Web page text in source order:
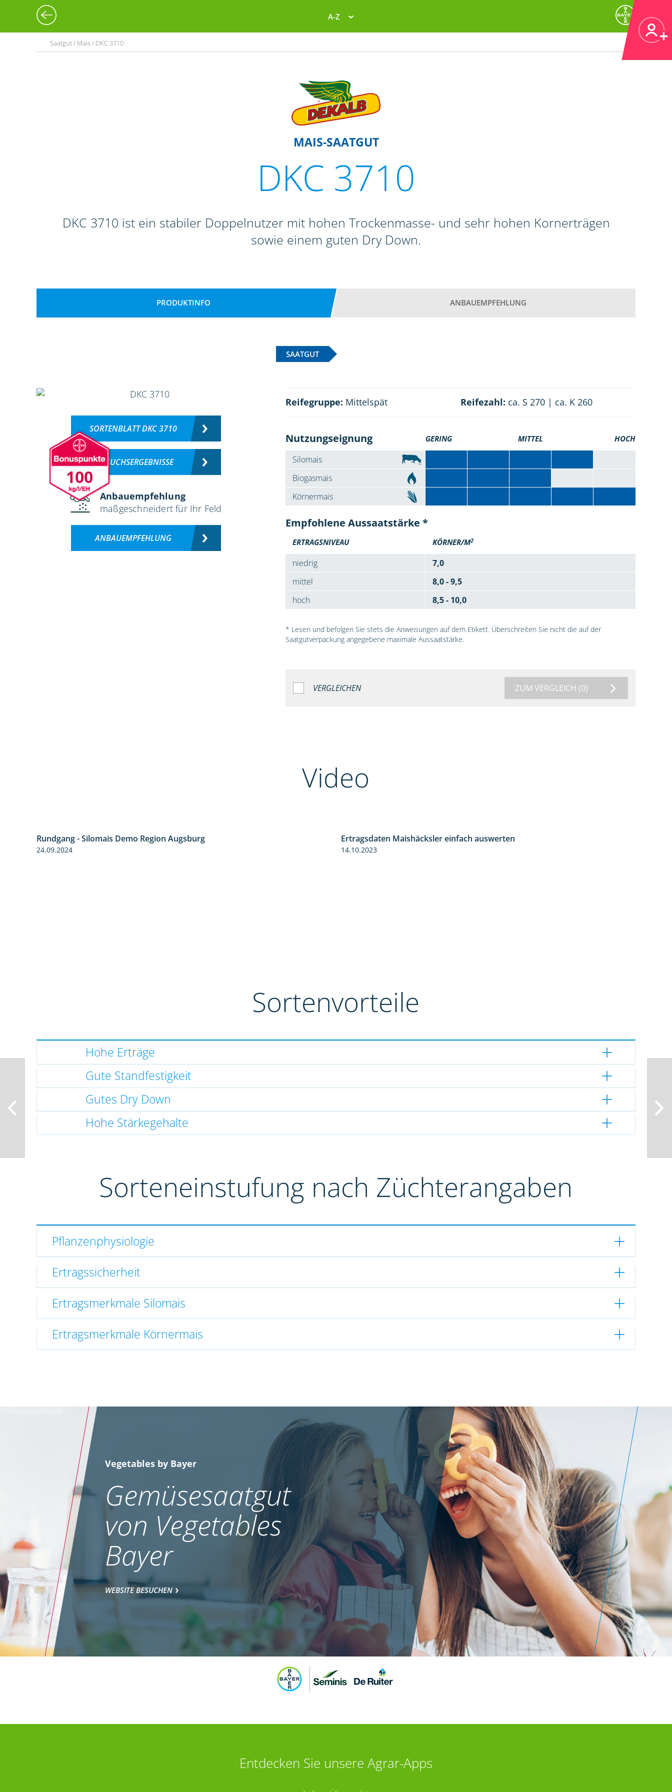
A-Z
Saatgut / Mais / DKC 3710
MAIS-SAATGUT
DKC 3710
DKC 3710 ist ein stabiler Doppelnutzer mit hohen Trockenmasse- und sehr hohen Kornerträgen
sowie einem guten Dry Down.
PRODUKTINFO ANBAUEMPFEHLUNG
SAATGUT
100
SORTENBLATT DKC 3710
VERSUCHSERGEBNISSE
Anbauempfehlung
maßgeschneidert für Ihr Feld
ANBAUEMPFEHLUNG
Reifegruppe: Mittelspät Reifezahl: ca. S 270 | ca. K 260
Nutzungseignung GERING MITTEL HOCH
Silomais
Biogasmais
Körnermais
Empfohlene Aussaatstärke *
ERTRAGSNIVEAU KÖRNER/M2
niedrig
7,0
mittel
8,0 - 9,5
hoch
8,5 - 10,0
* Lesen und befolgen Sie stets die Anweisungen auf dem Etikett. Überschreiten Sie nicht die auf der
Saatgutverpackung angegebene maximale Aussaatstärke.
VERGLEICHEN ZUM VERGLEICH (0)
Video
Rundgang - Silomais Demo Region Augsburg
24.09.2024
Ertragsdaten Maishäcksler einfach auswerten
14.10.2023
Sortenvorteile
Hohe Erträge
Gute Standfestigkeit
Gutes Dry Down
Hohe Stärkegehalte
Sorteneinstufung nach Züchterangaben
Pflanzenphysiologie
Ertragssicherheit
Ertragsmerkmale Silomais
Ertragsmerkmale Körnermais
Vegetables by Bayer
Gemüsesaatgut
von Vegetables
Bayer
WEBSITE BESUCHEN
Entdecken Sie unsere Agrar-Apps